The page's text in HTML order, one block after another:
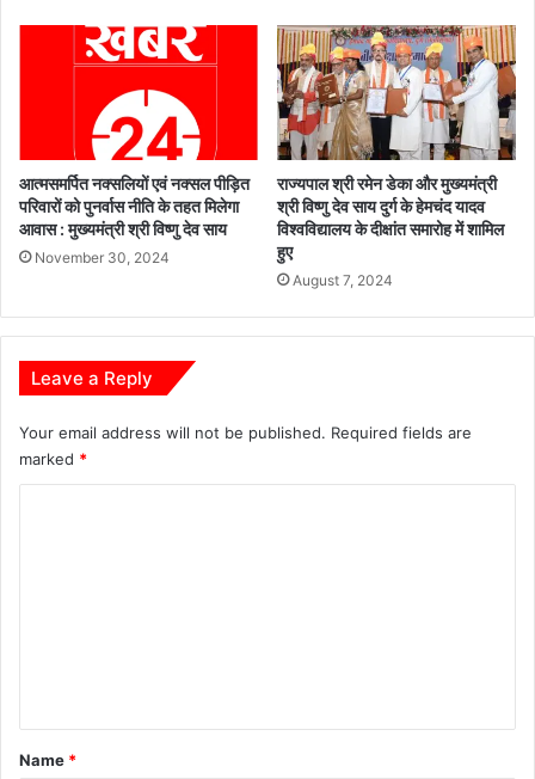
ना
ए
जा
ने
प
र्य
क
में
उ
त्सा
आत्मसमर्पित नक्सलियों एवं नक्सल पीड़ित
परिवारों को पुनर्वास नीति के तहत मिलेगा
आवास : मुख्यमंत्री श्री विष्णु देव साय
November 30, 2024
राज्यपाल श्री रमेन डेका और मुख्यमंत्री
श्री विष्णु देव साय दुर्ग के हेमचंद यादव
विश्वविद्यालय के दीक्षांत समारोह में शामिल
हुए
August 7, 2024
Leave a Reply
Your email address will not be published. Required fields are
marked *
*
Name *